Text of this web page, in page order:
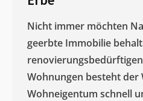
Nicht immer möchten
geerbte Immobilie
Wohnungen besteht der
Wohneigentum schnell